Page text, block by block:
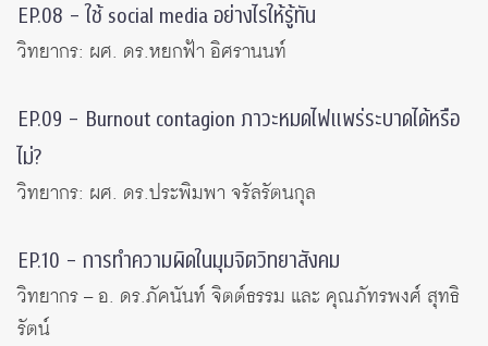
EP.08 – ใช้ social media อย่างไรให้รู้ทัน
วิทยากร: ผศ. ดร.หยกฟ้า อิศรานนท์
EP.09 – Burnout contagion ภาวะหมดไฟแพร่ระบาดได้หรือ
ไม่?
วิทยากร: ผศ. ดร.ประพิมพา จรัลรัตนกุล
EP.10 – การทำความผิดในมุมจิตวิทยาสังคม
วิทยากร – อ. ดร.ภัคนันท์ จิตต์ธรรม และ คุณภัทรพงศ์ สุทธิ
รัตน์